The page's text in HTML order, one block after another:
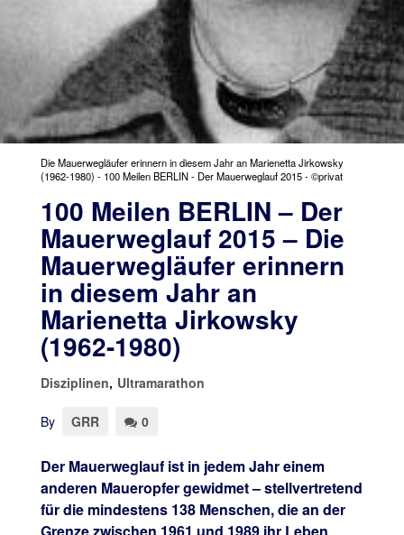
Die Mauerwegläufer erinnern in diesem Jahr an Marienetta Jirkowsky
(1962-1980) - 100 Meilen BERLIN - Der Mauerweglauf 2015 - ©privat
100 Meilen BERLIN – Der
Mauerweglauf 2015 – Die
Mauerwegläufer erinnern
in diesem Jahr an
Marienetta Jirkowsky
(1962-1980)
Disziplinen, Ultramarathon
By GRR 0
Der Mauerweglauf ist in jedem Jahr einem
anderen Maueropfer gewidmet – stellvertretend
für die mindestens 138 Menschen, die an der
Grenze zwischen 1961 und 1989 ihr Leben